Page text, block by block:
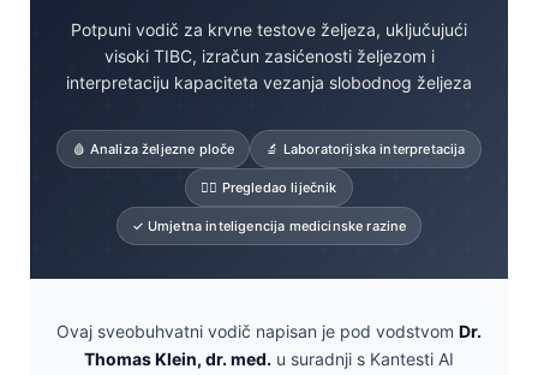
Potpuni vodič za krvne testove željeza, uključujući
visoki TIBC, izračun zasićenosti željezom i
interpretaciju kapaciteta vezanja slobodnog željeza
🩸 Analiza željezne ploče 🔬 Laboratorijska interpretacija
👨‍⚕️ Pregledao liječnik
✓ Umjetna inteligencija medicinske razine
Ovaj sveobuhvatni vodič napisan je pod vodstvom Dr.
Thomas Klein, dr. med. u suradnji s Kantesti AI